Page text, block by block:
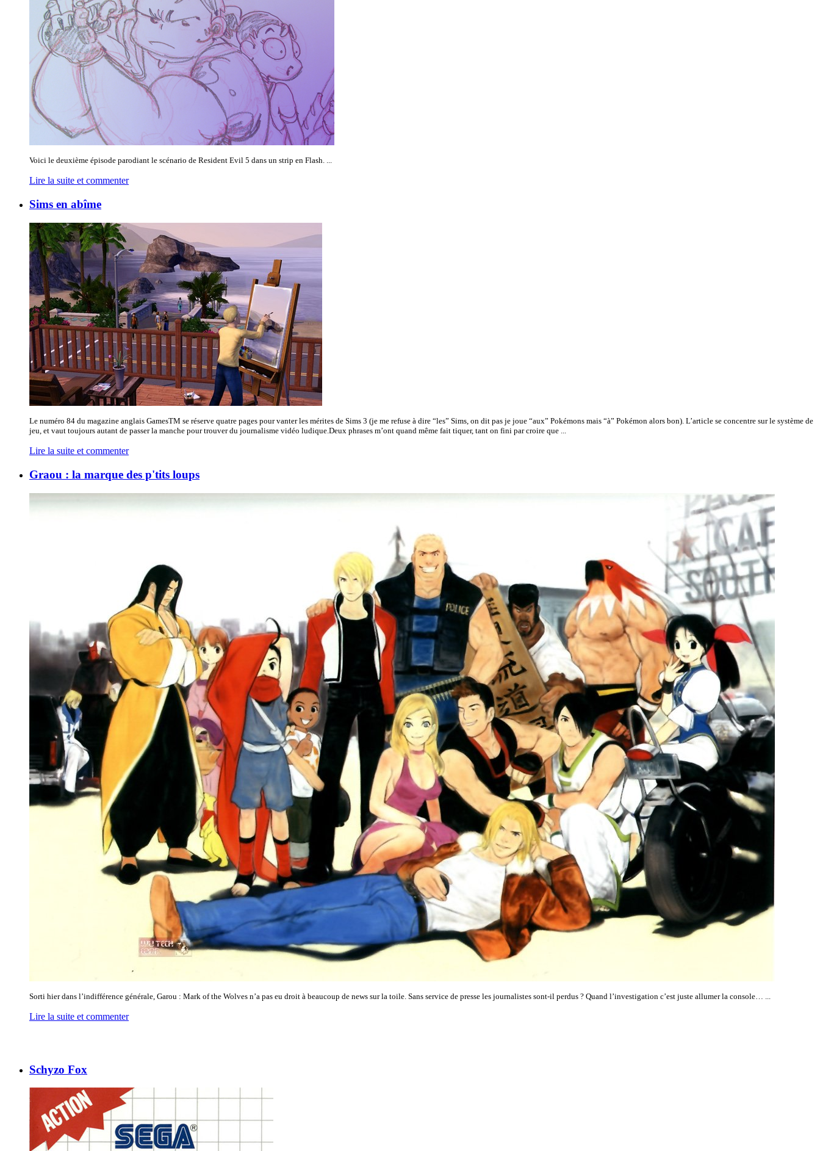
Voici le deuxième épisode parodiant le scénario de Resident Evil 5 dans un strip en Flash. ...
Lire la suite et commenter
Sims en abîme
Le numéro 84 du magazine anglais GamesTM se réserve quatre pages pour vanter les mérites de Sims 3 (je me refuse à dire “les” Sims, on dit pas je joue “aux” Pokémons mais “à” Pokémon alors bon). L’article se concentre sur le système de
jeu, et vaut toujours autant de passer la manche pour trouver du journalisme vidéo ludique.Deux phrases m’ont quand même fait tiquer, tant on fini par croire que ...
Lire la suite et commenter
Graou : la marque des p'tits loups
Sorti hier dans l’indifférence générale, Garou : Mark of the Wolves n’a pas eu droit à beaucoup de news sur la toile. Sans service de presse les journalistes sont-il perdus ? Quand l’investigation c’est juste allumer la console… ...
Lire la suite et commenter
Schyzo Fox